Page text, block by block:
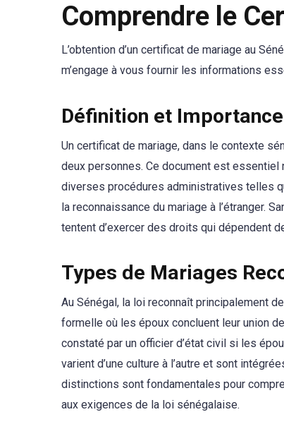
Comprendre le
L’obtention d’un certificat de mariage au
m’engage à vous fournir les informations
Définition et Importance
Un certificat de mariage, dans le contexte
deux personnes. Ce document est
diverses procédures administratives telles
la reconnaissance du mariage à l’étranger.
tentent d’exercer des droits qui dépendent
Types de Mariages
Au Sénégal, la loi reconnaît principalement
formelle où les époux concluent leur union
constaté par un officier d’état civil si les
varient d’une culture à l’autre et sont
distinctions sont fondamentales pour
aux exigences de la loi sénégalaise.